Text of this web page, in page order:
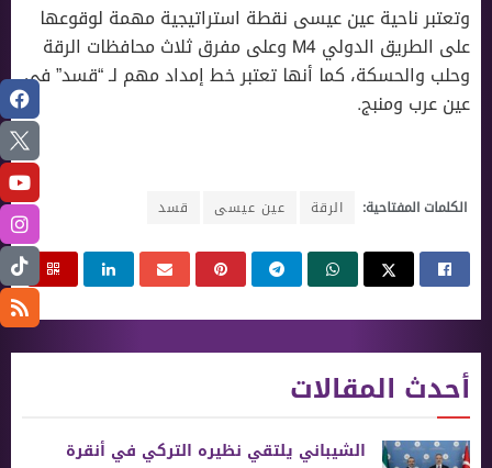
وتعتبر ناحية عين عيسى نقطة استراتيجية مهمة لوقوعها
على الطريق الدولي M4 وعلى مفرق ثلاث محافظات الرقة
وحلب والحسكة، كما أنها تعتبر خط إمداد مهم لـ “قسد” في
عين عرب ومنبج.
الكلمات المفتاحية: الرقة عين عيسى قسد
أحدث المقالات
الشيباني يلتقي نظيره التركي في أنقرة